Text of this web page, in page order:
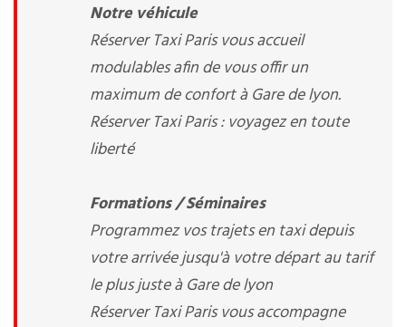
Notre véhicule
Réserver Taxi Paris vous accueil
modulables afin de vous offir un
maximum de confort à Gare de lyon.
Réserver Taxi Paris : voyagez en toute
liberté
Formations / Séminaires
Programmez vos trajets en taxi depuis
votre arrivée jusqu'à votre départ au tarif
le plus juste à Gare de lyon
Réserver Taxi Paris vous accompagne